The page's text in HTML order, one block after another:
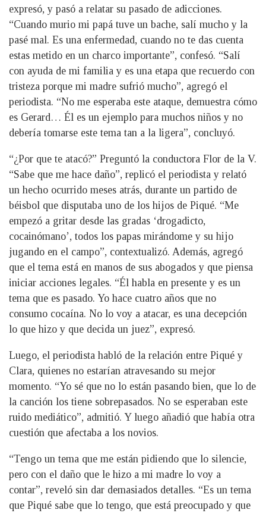
expresó, y pasó a relatar su pasado de adicciones.
“Cuando murio mi papá tuve un bache, salí mucho y la
pasé mal. Es una enfermedad, cuando no te das cuenta
estas metido en un charco importante”, confesó. “Salí
con ayuda de mi familia y es una etapa que recuerdo con
tristeza porque mi madre sufrió mucho”, agregó el
periodista. “No me esperaba este ataque, demuestra cómo
es Gerard… Él es un ejemplo para muchos niños y no
debería tomarse este tema tan a la ligera”, concluyó.
“¿Por que te atacó?” Preguntó la conductora Flor de la V.
“Sabe que me hace daño”, replicó el periodista y relató
un hecho ocurrido meses atrás, durante un partido de
béisbol que disputaba uno de los hijos de Piqué. “Me
empezó a gritar desde las gradas ‘drogadicto,
cocainómano’, todos los papas mirándome y su hijo
jugando en el campo”, contextualizó. Además, agregó
que el tema está en manos de sus abogados y que piensa
iniciar acciones legales. “Él habla en presente y es un
tema que es pasado. Yo hace cuatro años que no
consumo cocaína. No lo voy a atacar, es una decepción
lo que hizo y que decida un juez”, expresó.
Luego, el periodista habló de la relación entre Piqué y
Clara, quienes no estarían atravesando su mejor
momento. “Yo sé que no lo están pasando bien, que lo de
la canción los tiene sobrepasados. No se esperaban este
ruido mediático”, admitió. Y luego añadió que había otra
cuestión que afectaba a los novios.
“Tengo un tema que me están pidiendo que lo silencie,
pero con el daño que le hizo a mi madre lo voy a
contar”, reveló sin dar demasiados detalles. “Es un tema
que Piqué sabe que lo tengo, que está preocupado y que